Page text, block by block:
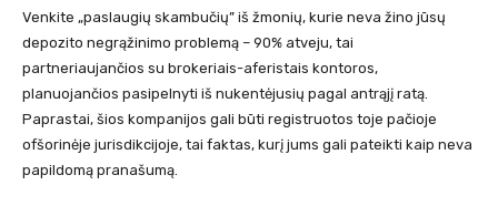
Venkite „paslaugių skambučių” iš žmonių, kurie neva žino jūsų
depozito negrąžinimo problemą – 90% atveju, tai
partneriaujančios su brokeriais-aferistais kontoros,
planuojančios pasipelnyti iš nukentėjusių pagal antrąjį ratą.
Paprastai, šios kompanijos gali būti registruotos toje pačioje
ofšorinėje jurisdikcijoje, tai faktas, kurį jums gali pateikti kaip neva
papildomą pranašumą.